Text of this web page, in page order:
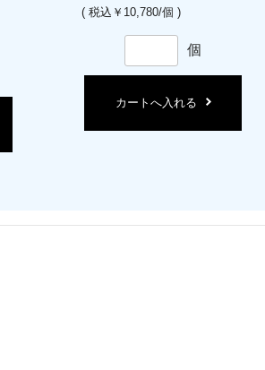
( 税込￥10,780/個 )
個
カートへ入れる